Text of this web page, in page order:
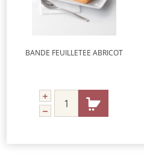
BANDE FEUILLETEE ABRICOT